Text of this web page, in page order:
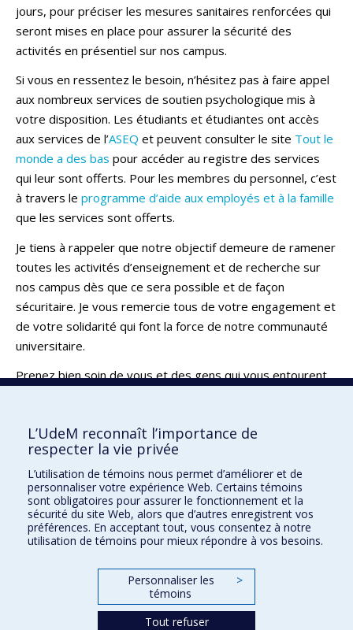
jours, pour préciser les mesures sanitaires renforcées qui
seront mises en place pour assurer la sécurité des
activités en présentiel sur nos campus.
Si vous en ressentez le besoin, n’hésitez pas à faire appel
aux nombreux services de soutien psychologique mis à
votre disposition. Les étudiants et étudiantes ont accès
aux services de l’ASEQ et peuvent consulter le site Tout le
monde a des bas pour accéder au registre des services
qui leur sont offerts. Pour les membres du personnel, c’est
à travers le programme d’aide aux employés et à la famille
que les services sont offerts.
Je tiens à rappeler que notre objectif demeure de ramener
toutes les activités d’enseignement et de recherche sur
nos campus dès que ce sera possible et de façon
sécuritaire. Je vous remercie tous de votre engagement et
de votre solidarité qui font la force de notre communauté
universitaire.
Prenez bien soin de vous et des gens qui vous entourent.
Daniel Jutras
Retour
Toutes les communications
infocovid19@umontreal.ca
L’UdeM reconnaît l’importance de
respecter la vie privée
L’utilisation de témoins nous permet d’améliorer et de
personnaliser votre expérience Web. Certains témoins
sont obligatoires pour assurer le fonctionnement et la
sécurité du site Web, alors que d’autres enregistrent vos
préférences. En acceptant tout, vous consentez à notre
utilisation de témoins pour mieux répondre à vos besoins.
Personnaliser les
témoins
>
Tout refuser